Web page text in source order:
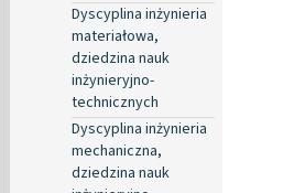
Dyscyplina inżynieria
materiałowa,
dziedzina nauk
inżynieryjno-
technicznych
Dyscyplina inżynieria
mechaniczna,
dziedzina nauk